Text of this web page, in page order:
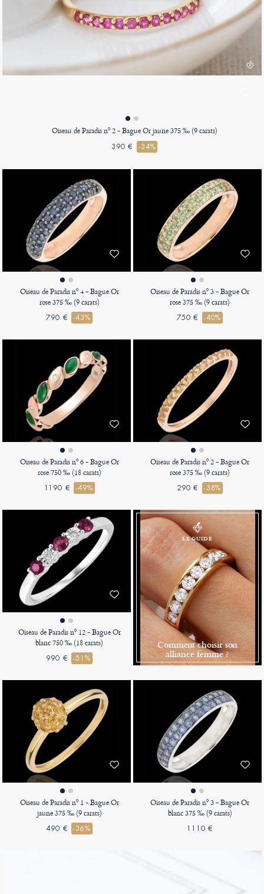
Oiseau de Paradis nº 2 - Bague Or jaune 375 ‰ (9 carats)
390 € -34%
Oiseau de Paradis nº 4 - Bague Or
rose 375 ‰ (9 carats)
790 € -43%
Oiseau de Paradis nº 3 - Bague Or
rose 375 ‰ (9 carats)
750 € -40%
Oiseau de Paradis nº 6 - Bague Or
rose 750 ‰ (18 carats)
1190 € -49%
Oiseau de Paradis nº 2 - Bague Or
rose 375 ‰ (9 carats)
290 € -38%
Oiseau de Paradis nº 12 - Bague Or
blanc 750 ‰ (18 carats)
990 € -51%
LE GUIDE
Comment choisir son
alliance femme ?
Oiseau de Paradis nº 1 - Bague Or
jaune 375 ‰ (9 carats)
490 € -36%
Oiseau de Paradis nº 3 - Bague Or
blanc 375 ‰ (9 carats)
1110 €